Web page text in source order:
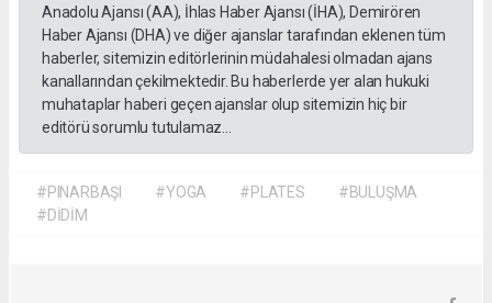
Anadolu Ajansı (AA), İhlas Haber Ajansı (İHA), Demirören
Haber Ajansı (DHA) ve diğer ajanslar tarafından eklenen tüm
haberler, sitemizin editörlerinin müdahalesi olmadan ajans
kanallarından çekilmektedir. Bu haberlerde yer alan hukuki
muhataplar haberi geçen ajanslar olup sitemizin hiç bir
editörü sorumlu tutulamaz...
#PINARBAŞI #YOGA #PLATES
#BULUŞMA
#DİDİM